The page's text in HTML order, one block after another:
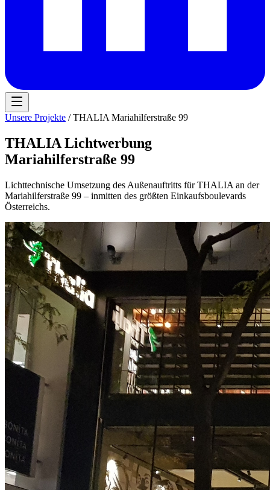
Unsere Projekte / THALIA Mariahilferstraße 99
THALIA Lichtwerbung
Mariahilferstraße 99
Lichttechnische Umsetzung des Außenauftritts für THALIA an der
Mariahilferstraße 99 – inmitten des größten Einkaufsboulevards
Österreichs.